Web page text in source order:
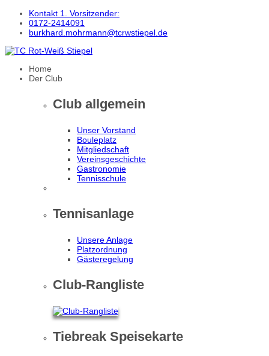
Kontakt 1. Vorsitzender:
0172-2414091
burkhard.mohrmann@tcrwstiepel.de
Home
Der Club
Club allgemein
Unser Vorstand
Bouleplatz
Mitgliedschaft
Vereinsgeschichte
Gastronomie
Tennisschule
Tennisanlage
Unsere Anlage
Platzordnung
Gästeregelung
Club-Rangliste
Tiebreak Speisekarte